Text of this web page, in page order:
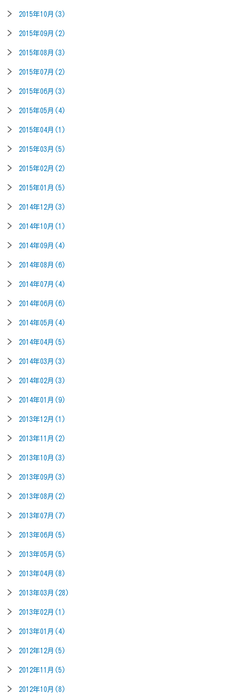
2015年10月(3)
2015年09月(2)
2015年08月(3)
2015年07月(2)
2015年06月(3)
2015年05月(4)
2015年04月(1)
2015年03月(5)
2015年02月(2)
2015年01月(5)
2014年12月(3)
2014年10月(1)
2014年09月(4)
2014年08月(6)
2014年07月(4)
2014年06月(6)
2014年05月(4)
2014年04月(5)
2014年03月(3)
2014年02月(3)
2014年01月(9)
2013年12月(1)
2013年11月(2)
2013年10月(3)
2013年09月(3)
2013年08月(2)
2013年07月(7)
2013年06月(5)
2013年05月(5)
2013年04月(8)
2013年03月(28)
2013年02月(1)
2013年01月(4)
2012年12月(5)
2012年11月(5)
2012年10月(8)